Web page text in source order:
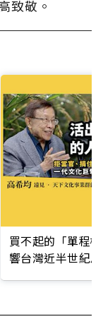
致敬。
買不起的「單程
響台灣近半世紀